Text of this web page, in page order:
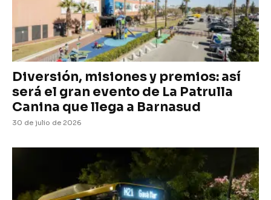
Diversión, misiones y premios: así
será el gran evento de La Patrulla
Canina que llega a Barnasud
30 de julio de 2026